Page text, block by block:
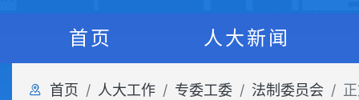
首页 人大新闻
首页 人大工作 专委工委 法制委员会